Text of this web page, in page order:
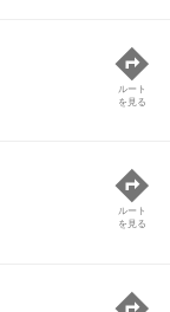
ルート
を見る
ルート
を見る